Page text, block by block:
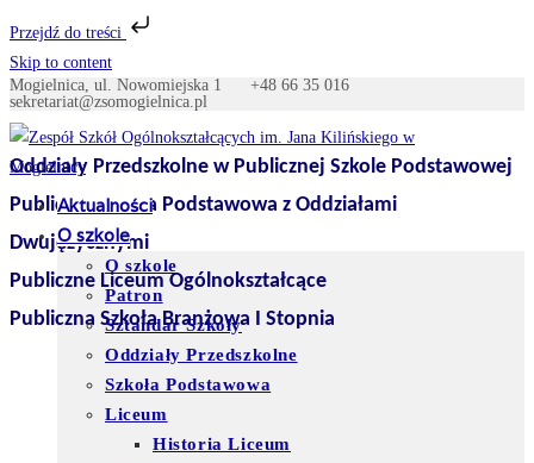
Przejdź do treści
Skip to content
Mogielnica, ul. Nowomiejska 1 +48 66 35 016
sekretariat@zsomogielnica.pl
Oddziały Przedszkolne w Publicznej Szkole Podstawowej
Publiczna Szkoła Podstawowa z Oddziałami
Dwujęzycznymi
Publiczne Liceum Ogólnokształcące
Publiczna Szkoła Branżowa I Stopnia
Aktualności
O szkole
O szkole
Patron
Sztandar Szkoły
Oddziały Przedszkolne
Szkoła Podstawowa
Liceum
Historia Liceum